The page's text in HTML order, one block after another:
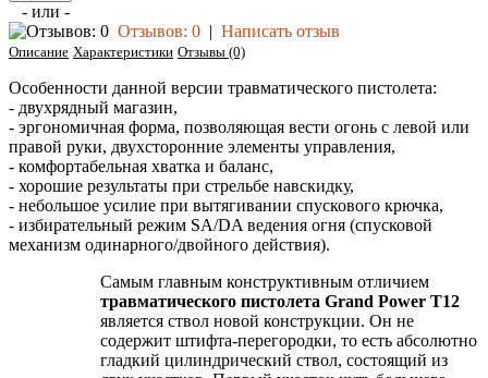
- или -
Отзывов: 0 | Написать отзыв
Описание Характеристики Отзывы (0)
Особенности данной версии травматического пистолета:
- двухрядный магазин,
- эргономичная форма, позволяющая вести огонь с левой или
правой руки, двухсторонние элементы управления,
- комфортабельная хватка и баланс,
- хорошие результаты при стрельбе навскидку,
- небольшое усилие при вытягивании спускового крючка,
- избирательный режим SA/DA ведения огня (спусковой
механизм одинарного/двойного действия).
Самым главным конструктивным отличием
травматического пистолета Grand Power T12
является ствол новой конструкции. Он не
содержит штифта-перегородки, то есть абсолютно
гладкий цилиндрический ствол, состоящий из